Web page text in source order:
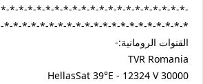
*-*-*-*-*-*-*-*-*-*-*-*-*-*-*-*-*-*-*-*-
*-*-*-*-*-*-*-*-*-*-*-*-*-*-*-*-*-*-*-*-*
القنوات الرومانية:-
TVR Romania
HellasSat 39°E - 12324 V 30000